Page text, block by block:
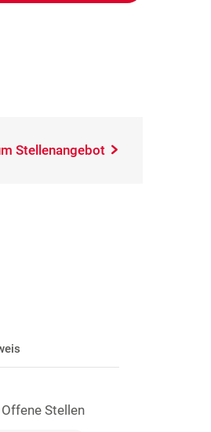
Stellenangebot
Offene Stellen